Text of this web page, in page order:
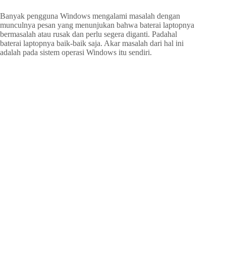
Banyak pengguna Windows mengalami masalah dengan
munculnya pesan yang menunjukan bahwa baterai laptopnya
bermasalah atau rusak dan perlu segera diganti. Padahal
baterai laptopnya baik-baik saja. Akar masalah dari hal ini
adalah pada sistem operasi Windows itu sendiri.